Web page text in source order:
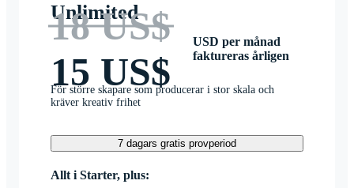
Unlimited
18 US$
15 US$
USD per månad
faktureras årligen
För större skapare som producerar i stor skala och
kräver kreativ frihet
7 dagars gratis provperiod
Allt i Starter, plus: